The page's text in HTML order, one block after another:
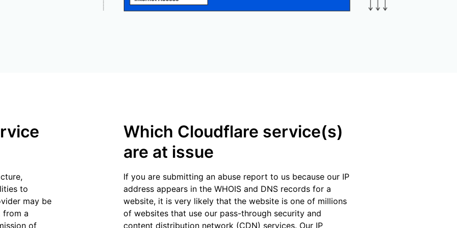
to
may be
from a
of
Which Cloudflare service(s)
are at issue
If you are submitting an abuse report to us because our IP
address appears in the WHOIS and DNS records for a
website, it is very likely that the website is one of millions
of websites that use our pass-through security and
content distribution network (CDN) services. Our IP